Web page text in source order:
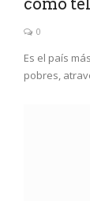
como
0
Es el país
pobres,